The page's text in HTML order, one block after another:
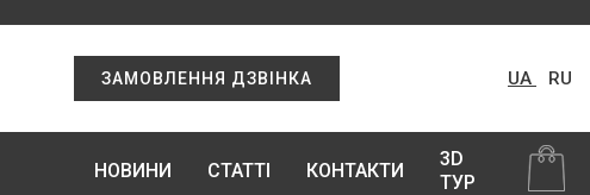
ЗАМОВЛЕННЯ ДЗВІНКА UA RU
НОВИНИ СТАТТІ КОНТАКТИ
3D
ТУР